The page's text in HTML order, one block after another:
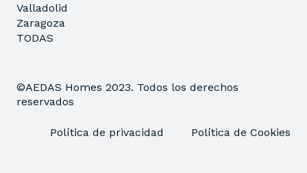
Valladolid
Zaragoza
TODAS
©AEDAS Homes 2023. Todos los derechos
reservados
Política de privacidad Política de Cookies